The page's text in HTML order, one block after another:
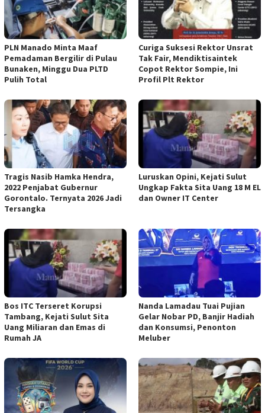
PLN Manado Minta Maaf
Pemadaman Bergilir di Pulau
Bunaken, Minggu Dua PLTD
Pulih Total
Curiga Suksesi Rektor Unsrat
Tak Fair, Mendiktisaintek
Copot Rektor Sompie, Ini
Profil Plt Rektor
Tragis Nasib Hamka Hendra,
2022 Penjabat Gubernur
Gorontalo. Ternyata 2026 Jadi
Tersangka
Luruskan Opini, Kejati Sulut
Ungkap Fakta Sita Uang 18 M EL
dan Owner IT Center
Bos ITC Terseret Korupsi
Tambang, Kejati Sulut Sita
Uang Miliaran dan Emas di
Rumah JA
Nanda Lamadau Tuai Pujian
Gelar Nobar PD, Banjir Hadiah
dan Konsumsi, Penonton
Meluber